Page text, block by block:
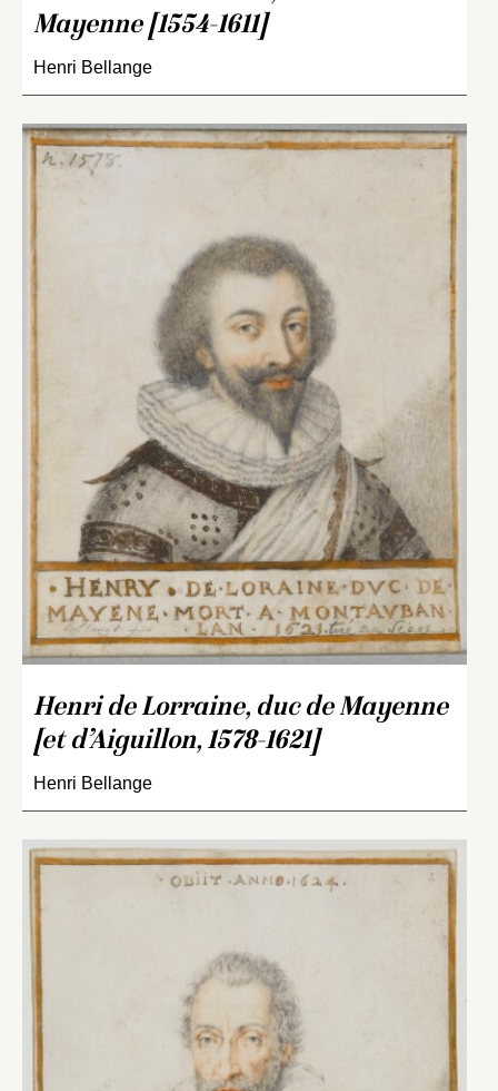
Mayenne [1554-1611]
Henri Bellange
Henri de Lorraine, duc de Mayenne
[et d’Aiguillon, 1578-1621]
Henri Bellange